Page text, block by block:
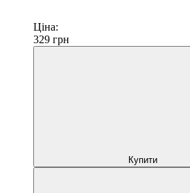
Ціна:
329 грн
Купити